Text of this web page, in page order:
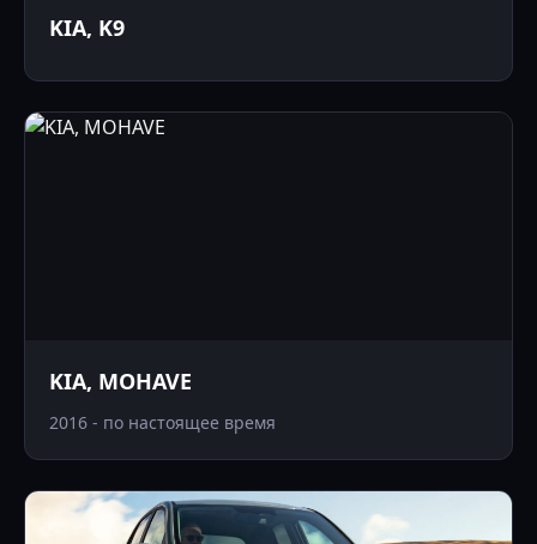
KIA, K9
KIA, MOHAVE
2016 - по настоящее время